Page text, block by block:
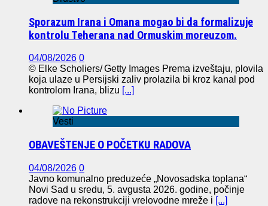
Sporazum Irana i Omana mogao bi da formalizuje
kontrolu Teherana nad Ormuskim moreuzom.
04/08/2026 0
© Elke Scholiers/ Getty Images Prema izveštaju, plovila
koja ulaze u Persijski zaliv prolazila bi kroz kanal pod
kontrolom Irana, blizu [...]
Vesti
OBAVEŠTENJE O POČETKU RADOVA
04/08/2026 0
Javno komunalno preduzeće „Novosadska toplana“
Novi Sad u sredu, 5. avgusta 2026. godine, počinje
radove na rekonstrukciji vrelovodne mreže i [...]